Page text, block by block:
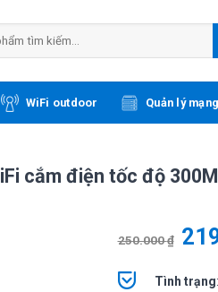
WiFi outdoor Quản lý mạng
cắm điện tốc độ
250.000₫
Tình trạng